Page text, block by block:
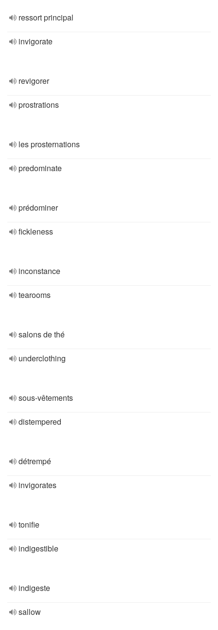
ressort principal
invigorate
revigorer
prostrations
les prosternations
predominate
prédominer
fickleness
inconstance
tearooms
salons de thé
underclothing
sous-vêtements
distempered
détrempé
invigorates
tonifie
indigestible
indigeste
sallow